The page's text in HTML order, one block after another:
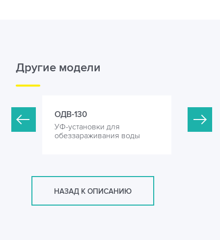
Другие модели
ОДВ-130
УФ-установки для
обеззараживания воды
ОДВ-
УФ-
НАЗАД К ОПИСАНИЮ